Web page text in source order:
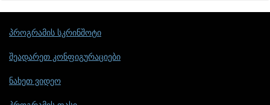
პროგრამის სკრინშოტი
შეადარეთ კონფიგურაციები
ნახეთ ვიდეო